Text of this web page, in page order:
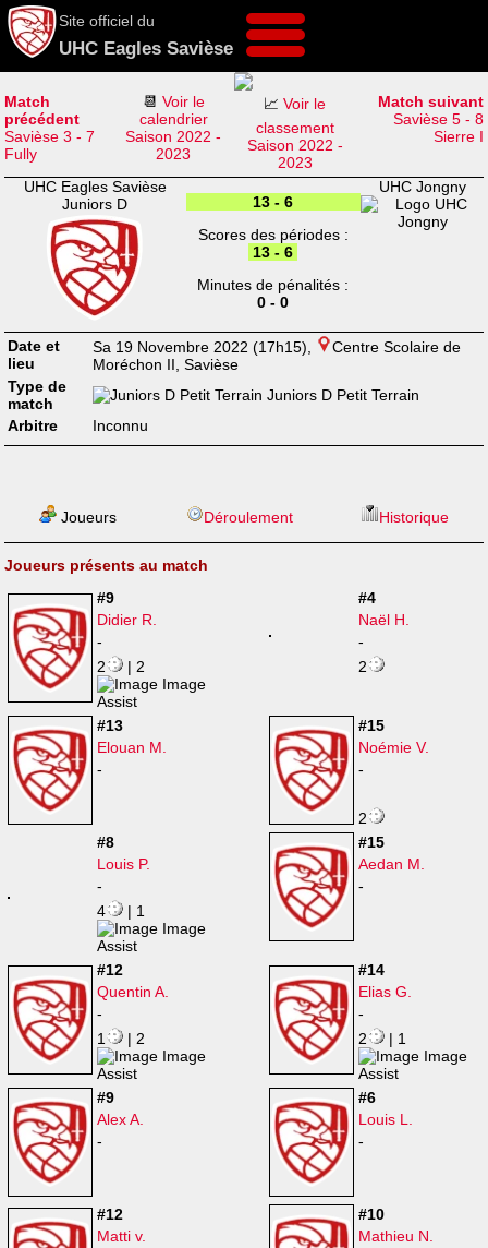
Site officiel du
UHC Eagles Savièse
Match
précédent
Savièse 3 - 7
Fully
📆 Voir le
calendrier
Saison 2022 -
2023
📈Voir le
classement
Saison 2022 -
2023
Match suivant
Savièse 5 - 8
Sierre I
UHC Eagles Savièse
Juniors D
13 - 6
Scores des périodes :
13 - 6
Minutes de pénalités :
0 - 0
UHC Jongny
Date et
lieu
Sa 19 Novembre 2022 (17h15),
Centre Scolaire de
Moréchon II, Savièse
Type de
match
Juniors D Petit Terrain
Arbitre
Inconnu
Joueurs Déroulement Historique
Joueurs présents au match
#9
Didier R.
-
2
| 2
#4
Naël H.
-
2
#13
Elouan M.
-
#15
Noémie V.
-
2
#8
Louis P.
-
4
| 1
#15
Aedan M.
-
#12
Quentin A.
-
1
| 2
#14
Elias G.
-
2
| 1
#9
Alex A.
-
#6
Louis L.
-
#12
Matti v.
#10
Mathieu N.